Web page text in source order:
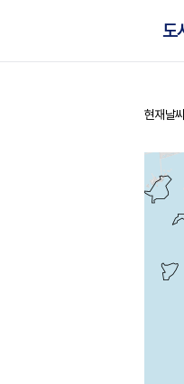
도
홈
현재날씨